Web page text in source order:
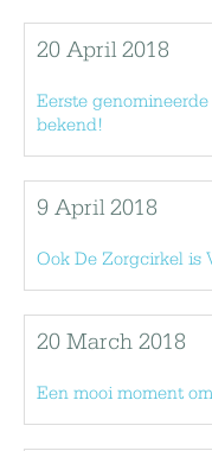
20 April 2018
Eerste
bekend!
9 April 2018
Ook De Zorgcirkel is
20 March 2018
Een mooi moment